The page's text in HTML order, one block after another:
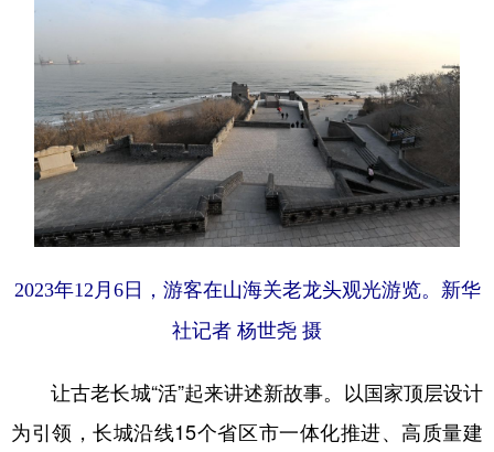
2023年12月6日，游客在山海关老龙头观光游览。新华
社记者 杨世尧 摄
让古老长城“活”起来讲述新故事。以国家顶层设计
为引领，长城沿线15个省区市一体化推进、高质量建